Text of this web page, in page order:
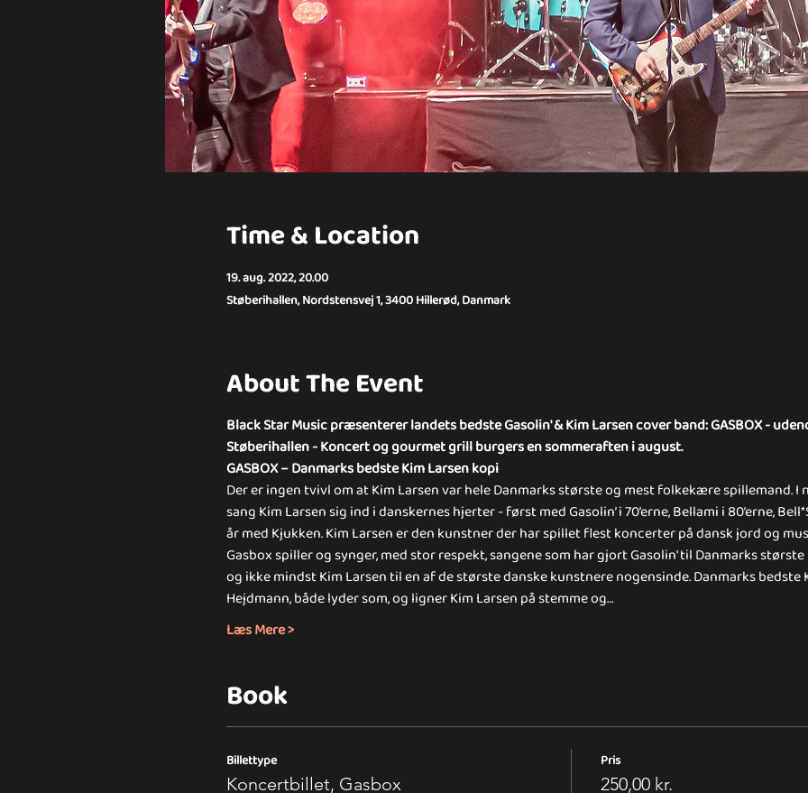
Time & Location
19. aug. 2022, 20.00
Støberihallen, Nordstensvej 1, 3400 Hillerød, Danmark
About The Event
Black Star Music præsenterer landets bedste Gasolin' & Kim Larsen cover band: GASBOX -
Støberihallen - Koncert og gourmet grill burgers en sommeraften i august.
GASBOX – Danmarks bedste Kim Larsen kopi
Der er ingen tvivl om at Kim Larsen var hele Danmarks største og mest folkekære spillemand.
sang Kim Larsen sig ind i danskernes hjerter - først med Gasolin’ i 70’erne, Bellami i 80’erne,
år med Kjukken. Kim Larsen er den kunstner der har spillet flest koncerter på dansk jord og
Gasbox spiller og synger, med stor respekt, sangene som har gjort Gasolin' til Danmarks
og ikke mindst Kim Larsen til en af de største danske kunstnere nogensinde. Danmarks bedste
Hejdmann, både lyder som, og ligner Kim Larsen på stemme og…
Læs Mere >
Book
Billettype
Koncertbillet, Gasbox
Pris
250,00 kr.